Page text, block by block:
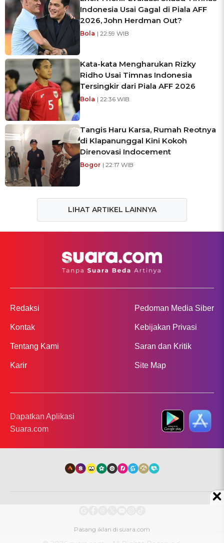
Indonesia Usai Gagal di Piala AFF
2026, John Herdman Out?
Bola | 22:59 WIB
Kata-kata Mengharukan Rizky
Ridho Usai Timnas Indonesia
Tersingkir dari Piala AFF 2026
Bola | 22:36 WIB
Tangis Haru Karsa, Rumah Reotnya
di Klapanunggal Kini Kokoh
Direnovasi Indocement
Bogor | 22:17 WIB
LIHAT ARTIKEL LAINNYA
Redaksi
Kontak
Tentang Kami
Karir
Pedoman Media Siber
Kebijakan Privasi
Saran dan Kritik
Site Map
Dapatkan Aplikasi
Suara.com